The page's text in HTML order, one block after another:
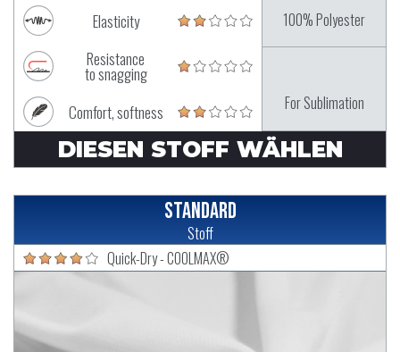
Elasticity
Resistance
to snagging
Comfort, softness
100% Polyester
For Sublimation
DIESEN STOFF WÄHLEN
Standard
Stoff
Quick-Dry - COOLMAX®